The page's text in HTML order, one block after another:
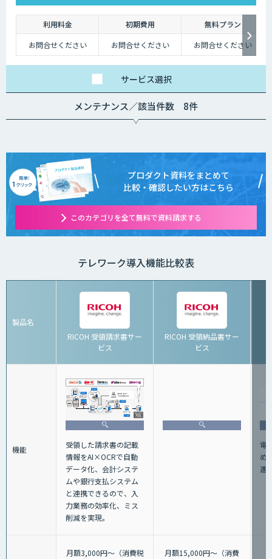
利用料金 初期費用
無料プラン
お問合せください
お問合せください お問合せください
サービス選択
メンテナンス／該当件数 8件
プロダクト資料をまとめて
比較・確認したい方はこちら
このカテゴリを全て無料で資料請求する
テレワーク導入機能比較表
製品名
RICOH 受領請求書サー
ビス
RICOH 受領納品書サー
ビス
機能
受領した請求書の記載
情報をAI×OCRで自動
データ化、会計システ
ムや銀行支払システム
と連携できるので、入
力業務の効率化、ミス
削減を実現。
電
め
進
月額3,000円～（消費税
月額15,000円～（消費